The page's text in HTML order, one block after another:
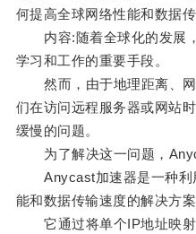
何提高全球网络性能和数据传
内容:随着全球化的发展，
学习和工作的重要手段。
然而，由于地理距离、网
们在访问远程服务器或网站
缓慢的问题。
为了解决这一问题，
Anycast加速器是一种利
能和数据传输速度的解决方案
它通过将单个IP地址映射